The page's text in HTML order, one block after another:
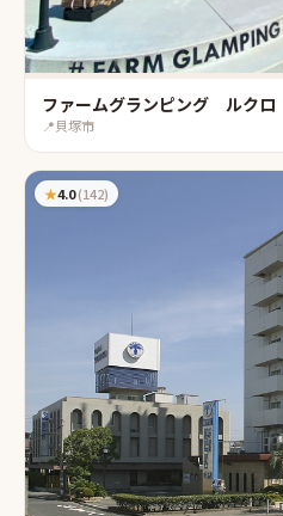
ファームグランピング ルク
📍貝塚市
★4.0(142)